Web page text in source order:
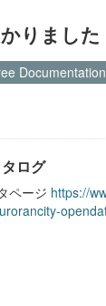
りました
ログ
ページ https://